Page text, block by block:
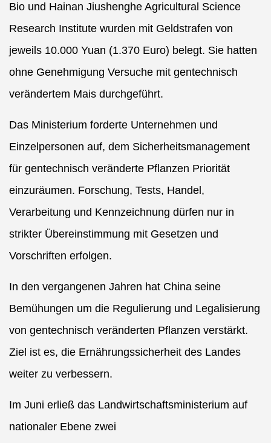
Bio und Hainan Jiushenghe Agricultural Science
Research Institute wurden mit Geldstrafen von
jeweils 10.000 Yuan (1.370 Euro) belegt. Sie hatten
ohne Genehmigung Versuche mit gentechnisch
verändertem Mais durchgeführt.
Das Ministerium forderte Unternehmen und
Einzelpersonen auf, dem Sicherheitsmanagement
für gentechnisch veränderte Pflanzen Priorität
einzuräumen. Forschung, Tests, Handel,
Verarbeitung und Kennzeichnung dürfen nur in
strikter Übereinstimmung mit Gesetzen und
Vorschriften erfolgen.
In den vergangenen Jahren hat China seine
Bemühungen um die Regulierung und Legalisierung
von gentechnisch veränderten Pflanzen verstärkt.
Ziel ist es, die Ernährungssicherheit des Landes
weiter zu verbessern.
Im Juni erließ das Landwirtschaftsministerium auf
nationaler Ebene zwei